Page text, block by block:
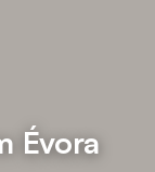
Évora